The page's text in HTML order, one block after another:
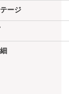
ージ